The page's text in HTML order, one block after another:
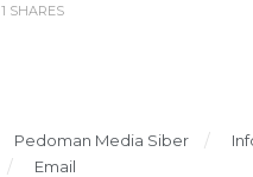
1 SHARES
Pedoman Media Siber
Email